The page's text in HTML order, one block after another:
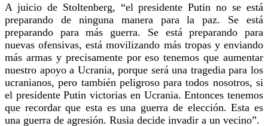
A juicio de Stoltenberg, “el presidente Putin no se está
preparando de ninguna manera para la paz. Se está
preparando para más guerra. Se está preparando para
nuevas ofensivas, está movilizando más tropas y enviando
más armas y precisamente por eso tenemos que aumentar
nuestro apoyo a Ucrania, porque será una tragedia para los
ucranianos, pero también peligroso para todos nosotros, si
el presidente Putin victorias en Ucrania. Entonces tenemos
que recordar que esta es una guerra de elección. Esta es
una guerra de agresión. Rusia decide invadir a un vecino”.